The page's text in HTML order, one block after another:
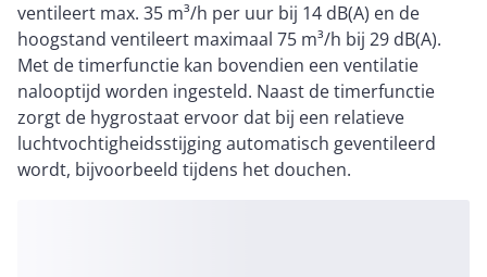
ventileert max. 35 m³/h per uur bij 14 dB(A) en de
hoogstand ventileert maximaal 75 m³/h bij 29 dB(A).
Met de timerfunctie kan bovendien een ventilatie
nalooptijd worden ingesteld. Naast de timerfunctie
zorgt de hygrostaat ervoor dat bij een relatieve
luchtvochtigheidsstijging automatisch geventileerd
wordt, bijvoorbeeld tijdens het douchen.